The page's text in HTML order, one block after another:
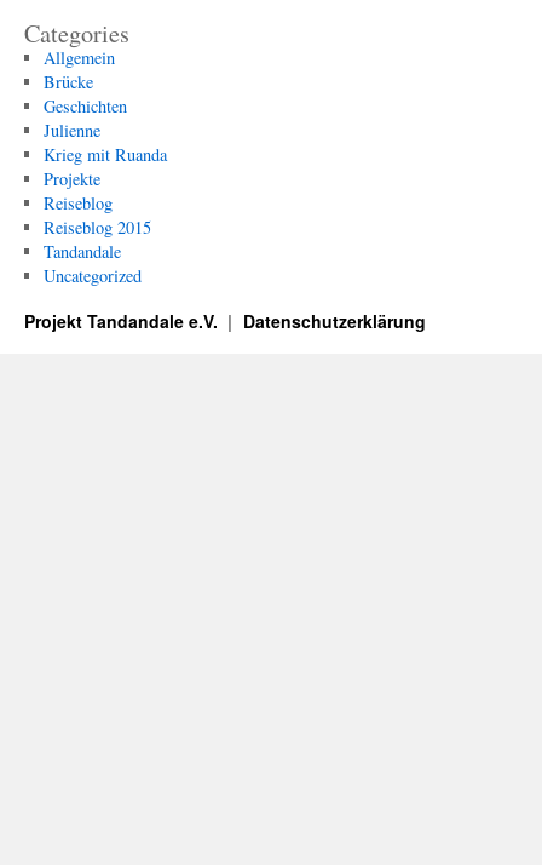
Categories
Allgemein
Brücke
Geschichten
Julienne
Krieg mit Ruanda
Projekte
Reiseblog
Reiseblog 2015
Tandandale
Uncategorized
Projekt Tandandale e.V. Datenschutzerklärung